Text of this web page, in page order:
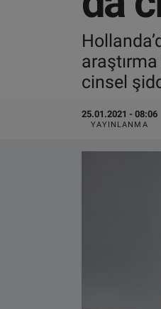
cinsel
25.01.2021 - 08:06
YAYINLANMA
ALGEMENE